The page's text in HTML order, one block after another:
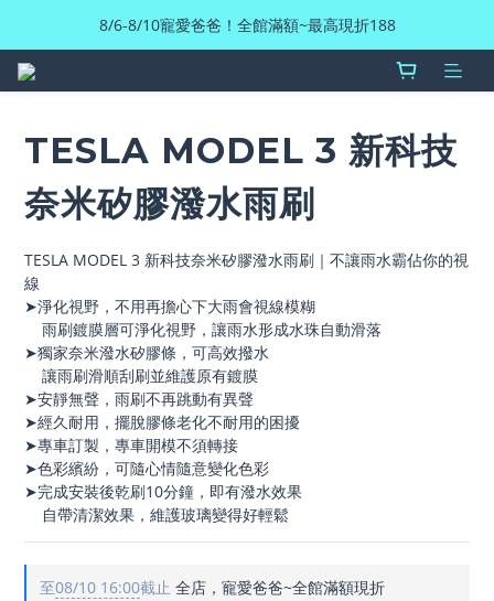
8/6-8/10寵愛爸爸！全館滿額~最高現折188
TESLA MODEL 3 新科技
奈米矽膠潑水雨刷
TESLA MODEL 3 新科技奈米矽膠潑水雨刷｜不讓雨水霸佔你的視
線
➤淨化視野，不用再擔心下大雨會視線模糊
    雨刷鍍膜層可淨化視野，讓雨水形成水珠自動滑落
➤獨家奈米潑水矽膠條，可高效撥水
    讓雨刷滑順刮刷並維護原有鍍膜
➤安靜無聲，雨刷不再跳動有異聲
➤經久耐用，擺脫膠條老化不耐用的困擾
➤專車訂製，專車開模不須轉接
➤色彩繽紛，可隨心情隨意變化色彩
➤完成安裝後乾刷10分鐘，即有潑水效果
    自帶清潔效果，維護玻璃變得好輕鬆
至08/10 16:00截止 全店，寵愛爸爸~全館滿額現折